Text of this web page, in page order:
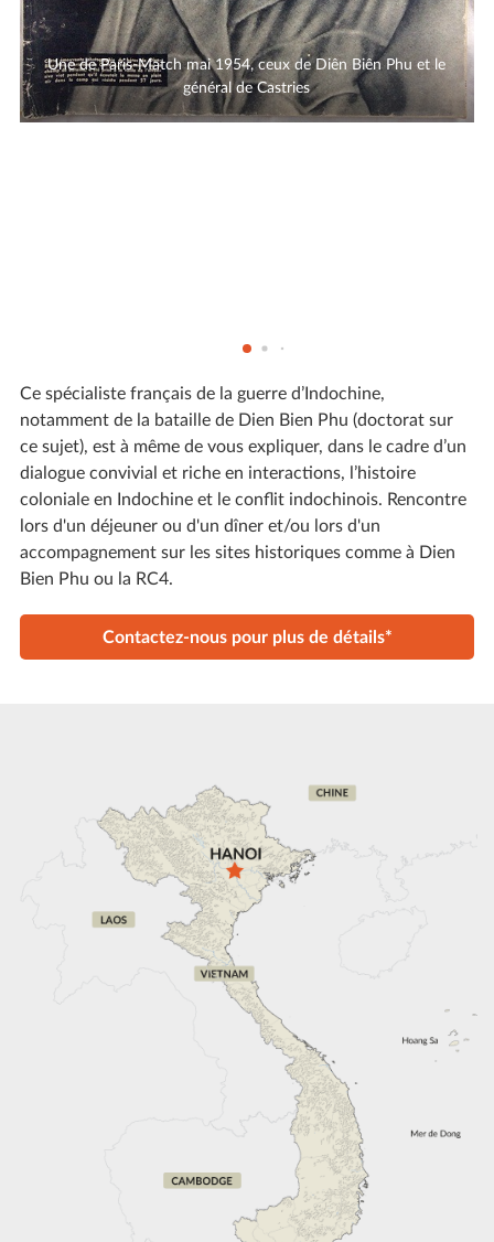
Une de Paris-Match mai 1954, ceux de Diên Biên Phu et le
général de Castries
Ce spécialiste français de la guerre d’Indochine,
notamment de la bataille de Dien Bien Phu (doctorat sur
ce sujet), est à même de vous expliquer, dans le cadre d’un
dialogue convivial et riche en interactions, l’histoire
coloniale en Indochine et le conflit indochinois. Rencontre
lors d'un déjeuner ou d'un dîner et/ou lors d'un
accompagnement sur les sites historiques comme à Dien
Bien Phu ou la RC4.
Contactez-nous pour plus de détails*